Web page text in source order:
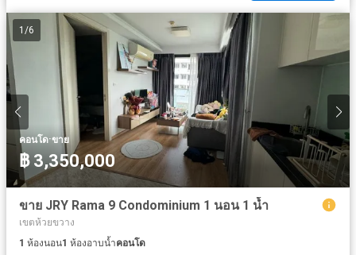
1 /6
คอนโด·ขาย
฿ 3,350,000
ขาย JRY Rama 9 Condominium 1 นอน 1 น้ำ
เขตห้วยขวาง
1 ห้องนอน1 ห้องอาบน้ำคอนโด